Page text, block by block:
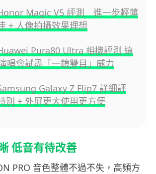
Magic V5 評測 進一步輕薄
+ 人像拍攝效果理想
Pura80 Ultra 相機評測 遠
唱會試盡「一鏡雙目」威力
Galaxy Z Flip7 詳細評
+ 外屏更大使用更方便
低音有待改善
PRO 音色整體不過不失，高頻方